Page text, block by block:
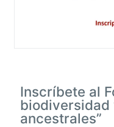
Inscríbete al
biodiversidad
ancestrales”